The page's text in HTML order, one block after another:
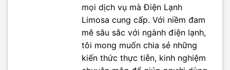
mọi dịch vụ mà Điện Lạnh
Limosa cung cấp. Với niềm đam
mê sâu sắc với ngành điện lạnh,
tôi mong muốn chia sẻ những
kiến thức thực tiễn, kinh nghiệm